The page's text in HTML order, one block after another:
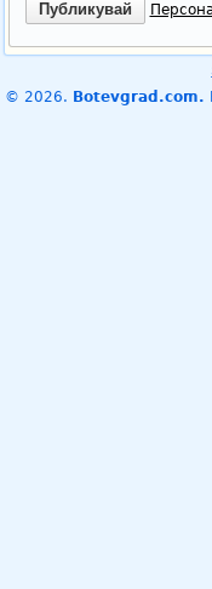
© 2026. Botevgrad.com.